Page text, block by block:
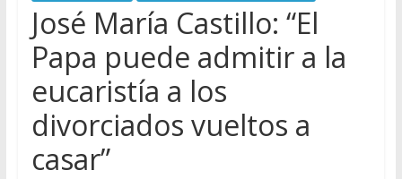
José María Castillo: “El
Papa puede admitir a la
eucaristía a los
divorciados vueltos a
casar”